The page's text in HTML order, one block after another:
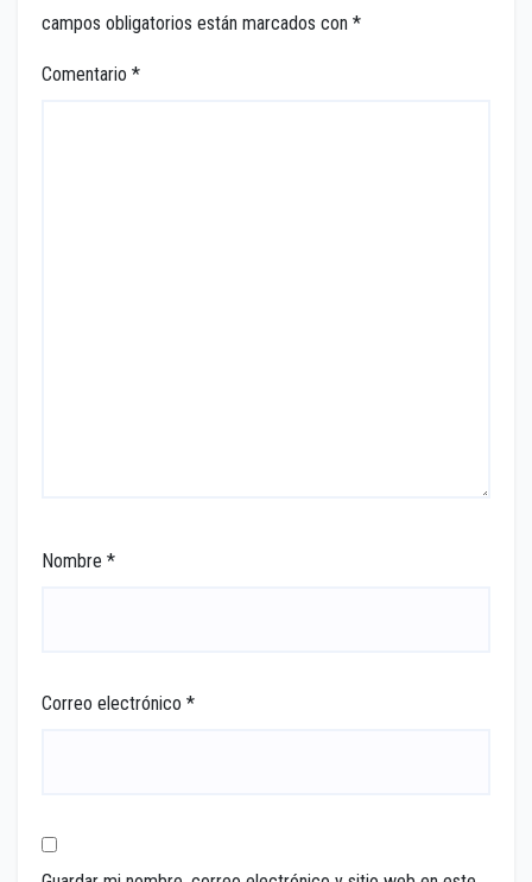
campos obligatorios están marcados con *
Comentario *
Nombre *
Correo electrónico *